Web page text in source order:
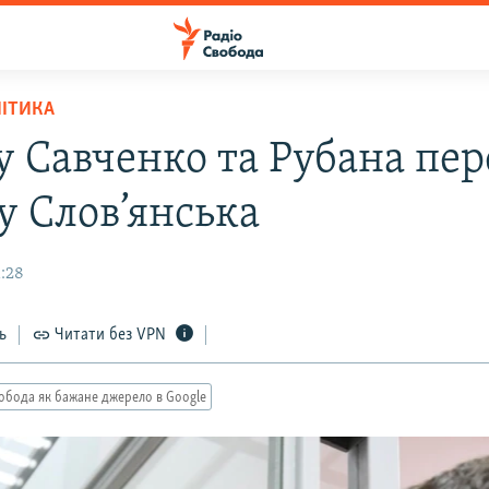
Савченко та Рубана
Слов’янська
Читати без VPN
як бажане джерело в Google